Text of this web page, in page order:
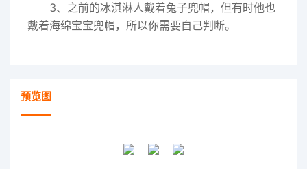
3、之前的冰淇淋人戴着兔子兜帽，但有时他也
戴着海绵宝宝兜帽，所以你需要自己判断。
预览图